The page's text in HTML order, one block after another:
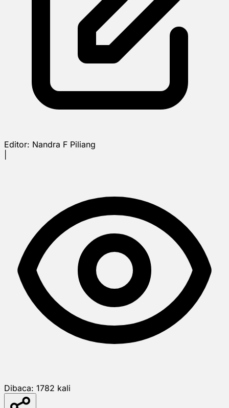
Editor: Nandra F Piliang
Dibaca: 1782 kali